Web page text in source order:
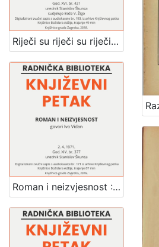
Riječi su riječi su riječi : Književni petak, dvorana u Novinarskom domu, 2. 2. 1973., br. 421 / Zvonko Maković ; sudjeluje Bože V. Žigo ; urednik Stanislav Škunca
Roman i neizvjesnost : Književni petak, dvorana u Medulićevoj 30, 2. 4. 1971., br. 377 / govori Ivo Vidan ; urednik Stanislav Škunca